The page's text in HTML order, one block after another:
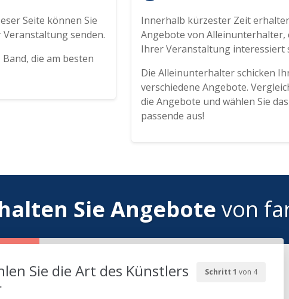
Seite können Sie
senden.
die am besten
Innerhalb kürzester Zeit
Angebote von Alleinunterhalter,
Ihrer Veranstaltung interessiert
Die Alleinunterhalter schicken
verschiedene Angebote.
die Angebote und wählen Sie das
passende aus!
Sie Angebote von
Schritt 1 von 4
Sie die Art des Künstlers